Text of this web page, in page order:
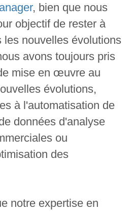
, bien que nous
objectif de rester à
les nouvelles évolutions
avons toujours pris
mise en œuvre au
évolutions,
à l'automatisation de
données d'analyse
ou
des
notre expertise en